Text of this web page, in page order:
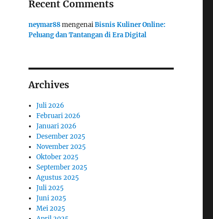
Recent Comments
neymar88mengenaiBisnis Kuliner Online:
Peluang dan Tantangan di Era Digital
Archives
Juli 2026
Februari 2026
Januari 2026
Desember 2025
November 2025
Oktober 2025
September 2025
Agustus 2025
Juli 2025
Juni 2025
Mei 2025